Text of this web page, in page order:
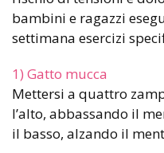
bambini e ragazzi
settimana esercizi
1) Gatto mucca
Mettersi a quattro
l’alto, abbassando il
il basso, alzando il